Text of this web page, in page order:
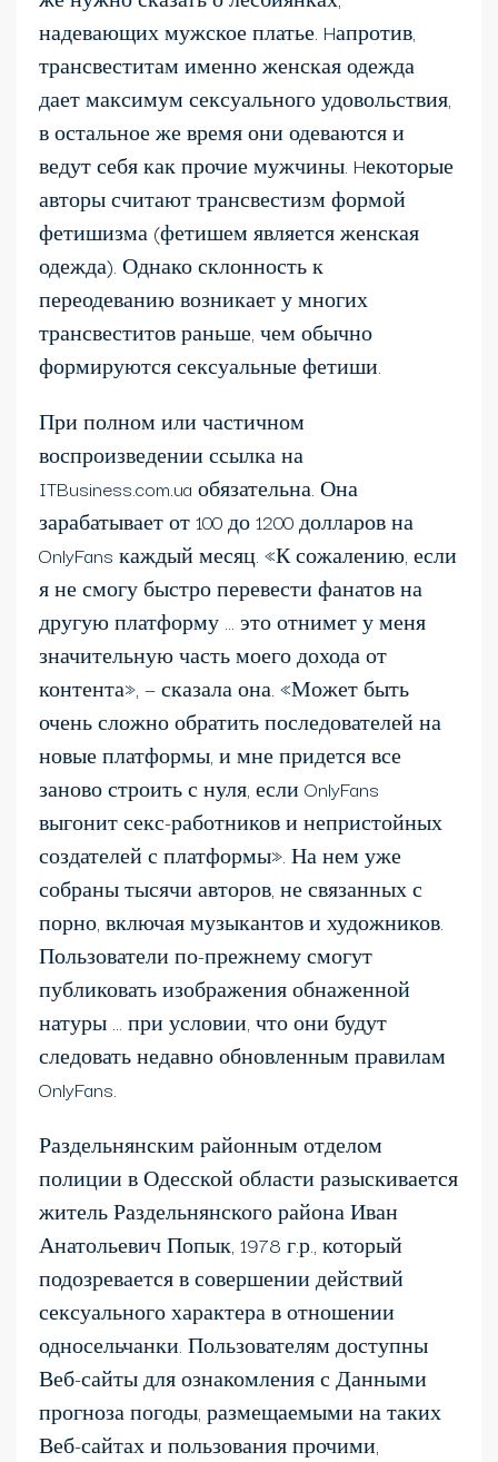
надевающих мужское платье. Hапротив,
трансвеститам именно женская одежда
дает максимум сексуального удовольствия,
в остальное же время они одеваются и
ведут себя как прочие мужчины. Hекоторые
авторы считают трансвестизм формой
фетишизма (фетишем является женская
одежда). Однако склонность к
переодеванию возникает у многих
трансвеститов раньше, чем обычно
формируются сексуальные фетиши.
При полном или частичном
воспроизведении ссылка на
ITBusiness.com.ua обязательна. Она
зарабатывает от 100 до 1200 долларов на
OnlyFans каждый месяц. «К сожалению, если
я не смогу быстро перевести фанатов на
другую платформу … это отнимет у меня
значительную часть моего дохода от
контента», — сказала она. «Может быть
очень сложно обратить последователей на
новые платформы, и мне придется все
заново строить с нуля, если OnlyFans
выгонит секс-работников и непристойных
создателей с платформы». На нем уже
собраны тысячи авторов, не связанных с
порно, включая музыкантов и художников.
Пользователи по-прежнему смогут
публиковать изображения обнаженной
натуры … при условии, что они будут
следовать недавно обновленным правилам
OnlyFans.
Раздельнянским районным отделом
полиции в Одесской области разыскивается
житель Раздельнянского района Иван
Анатольевич Попык, 1978 г.р., который
подозревается в совершении действий
сексуального характера в отношении
односельчанки. Пользователям доступны
Веб-сайты для ознакомления с Данными
прогноза погоды, размещаемыми на таких
Веб-сайтах и пользования прочими,